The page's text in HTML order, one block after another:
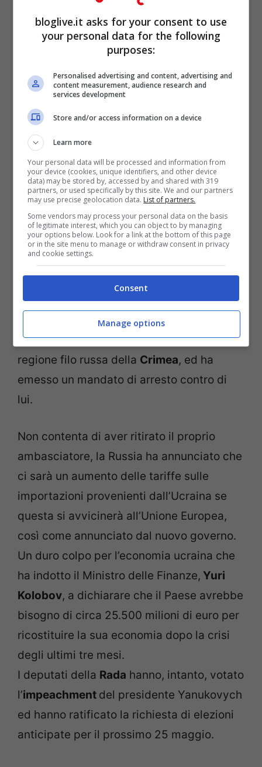
quali violerebbero i diritti umani delle
popolazioni di lingua russa e di altre
minoranze che vivono nel Paese.
Intanto, ilMinistro dell’Interno, Asdén
Avakov, ha annunciato dal suo account
Facebook
penale per omicidio di massa contro il
deposto presidenteViktor Yanukovich
che, lo scorso sabato è stato visto nella
regione filo russa della Crimea, ed ha
emesso un mandato di arresto contro di
lui.
Non contenta di aver ritirato il proprio
ambasciatore, la Russia ha annunciato che
ci sarà un aumento delle tariffe sulle
importazioni provenienti dall’Ucraina se
questa si avvicinerà all’Unione Europea,
così come annunciato dal nuovo governo.
Un duro colpo per l’economia ucraina che
ha indotto il Ministro delle Finanze, Yuri
Kolobov, a dichiarare che il Paese avrebbe
bisogno di circa 25.500 milioni di euro per
ricostituire la sua economia dopo la crisi
degli ultimi tre mesi.
I deputati della Rada hanno, intanto, votato
l’impeachment del presidente Yanukovych
ed hanno ratificato la richiesta di elezioni
anticipate per il prossimo 25 maggio.
bloglive.it asks for your consent to use
your personal data for the following
purposes:
Personalised advertising and content, advertising and
content measurement, audience research and
services development
Store and/or access information on a device
Learn more
Your personal data will be processed and information from
your device (cookies, unique identifiers, and other device
data) may be stored by, accessed by and shared with 319
partners, or used specifically by this site. We and our partners
may use precise geolocation data. List of partners.
Some vendors may process your personal data on the basis
of legitimate interest, which you can object to by managing
your options below. Look for a link at the bottom of this page
or in the site menu to manage or withdraw consent in privacy
and cookie settings.
Consent
Manage options